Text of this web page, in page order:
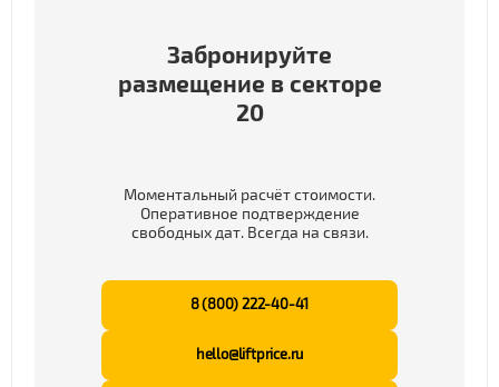
Забронируйте
размещение в секторе
20
Моментальный расчёт стоимости.
Оперативное подтверждение
свободных дат. Всегда на связи.
8 (800) 222-40-41
hello@liftprice.ru